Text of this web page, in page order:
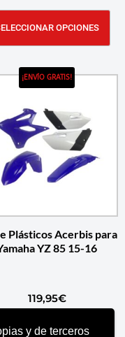
y de terceros
OPCIONES
¡ENVÍO GRATIS!
Plásticos Acerbis para
YZ 85 15-16
119,95€
AÑADIR AL CARRITO